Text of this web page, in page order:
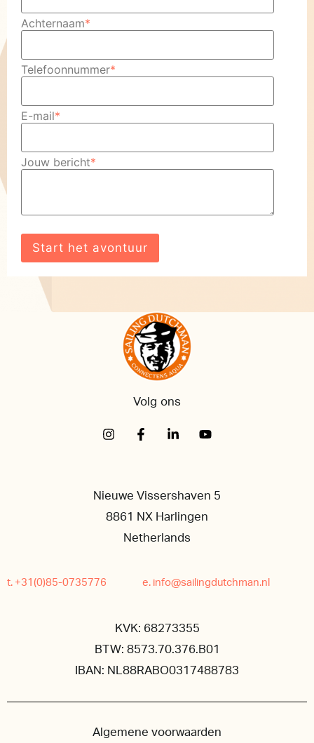
Achternaam*
Telefoonnummer*
E-mail*
Jouw bericht*
Volg ons
Nieuwe Vissershaven 5
8861 NX Harlingen
Netherlands
t. +31(0)85-0735776 e. info@sailingdutchman.nl
KVK: 68273355
BTW: 8573.70.376.B01
IBAN: NL88RABO0317488783
Algemene voorwaarden